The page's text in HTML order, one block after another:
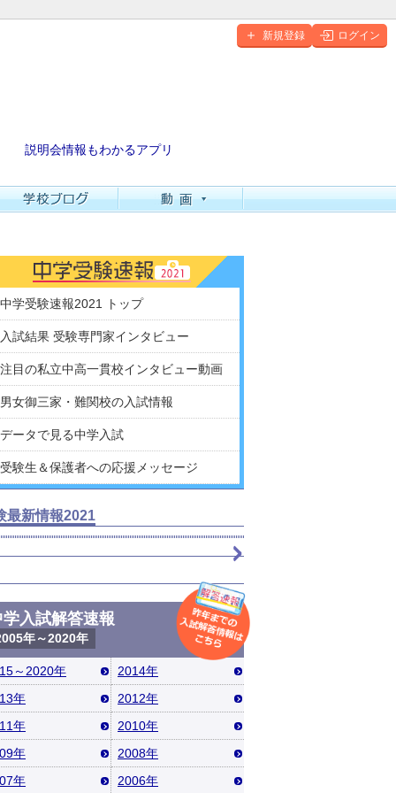
新規登録 ログイン
説明会情報もわかるアプリ
中学受験速報2021 トップ
入試結果 受験専門家インタビュー
注目の私立中高一貫校インタビュー動画
男女御三家・難関校の入試情報
データで見る中学入試
受験生＆保護者への応援メッセージ
最新情報2021
学入試解答速報
年～2020年
～2020年
2014年
年
2012年
年
2010年
年
2008年
年
2006年